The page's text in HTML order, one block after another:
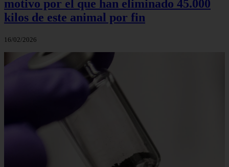
motivo por el que han eliminado 45.000
kilos de este animal por fin
16/02/2026